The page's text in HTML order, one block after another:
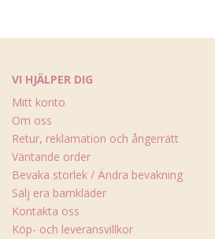
VI HJÄLPER DIG
Mitt konto
Om oss
Retur, reklamation och ångerrätt
Väntande order
Bevaka storlek / Ändra bevakning
Sälj era barnkläder
Kontakta oss
Köp- och leveransvillkor